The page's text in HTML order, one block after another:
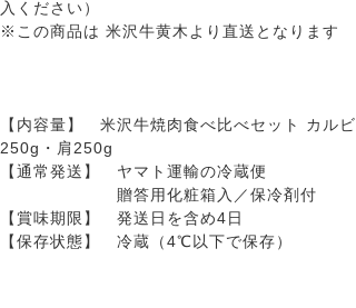
入ください）
※この商品は 米沢牛黄木より直送となります
【内容量】 米沢牛焼肉食べ比べセット カルビ
250g・肩250g
【通常発送】 ヤマト運輸の冷蔵便
贈答用化粧箱入／保冷剤付
【賞味期限】 発送日を含め4日
【保存状態】 冷蔵（4℃以下で保存）